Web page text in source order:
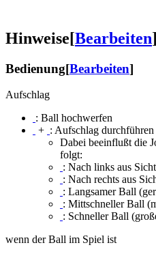
Hinweise[Bearbeiten]
Bedienung[Bearbeiten]
Aufschlag
: Ball hochwerfen
+ : Aufschlag
Dabei beeinflußt die
folgt:
: Nach links aus
: Nach rechts aus
: Langsamer Ball
: Mittschneller Ball
: Schneller Ball
wenn der Ball im Spiel ist